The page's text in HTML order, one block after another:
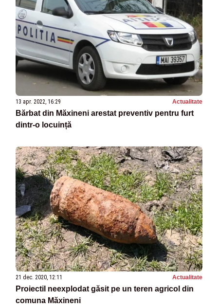
13 apr. 2022, 16:29 Actualitate
Bărbat din Măxineni arestat preventiv pentru furt
dintr-o locuință
21 dec. 2020, 12:11 Actualitate
Proiectil neexplodat găsit pe un teren agricol din
comuna Măxineni